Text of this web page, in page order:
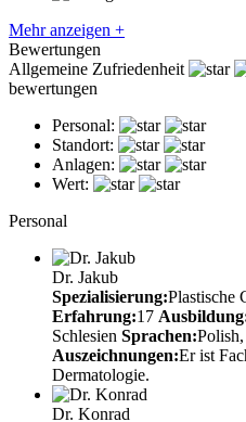
Mehr anzeigen +
Bewertungen
Allgemeine Zufriedenheit
bewertungen
Personal:
Standort:
Anlagen:
Wert:
Personal
Dr. Jakub
Spezialisierung:Plastische
Erfahrung:17
Schlesien Sprachen:
Auszeichnungen:Er ist
Dermatologie.
Dr. Konrad